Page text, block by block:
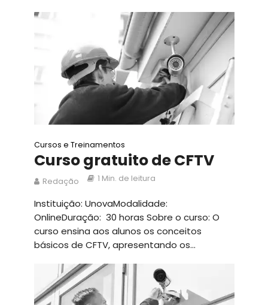
Cursos e Treinamentos
Curso gratuito de CFTV
Redação 1 Min. de leitura
Instituição: UnovaModalidade:
OnlineDuração: 30 horas Sobre o curso: O
curso ensina aos alunos os conceitos
básicos de CFTV, apresentando os...